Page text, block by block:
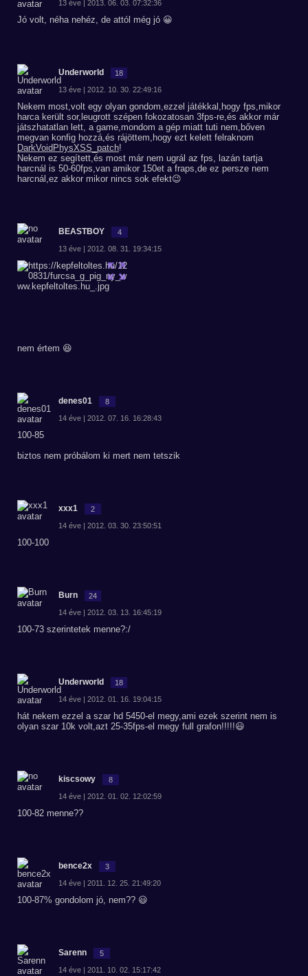
13 éve | 2013. 06. 03. 07:32:36
Jó volt, néha nehéz, de attól még jó 😀
Underworld 18
13 éve | 2012. 10. 30. 22:49:16
Nekem most,volt egy olyan gondom,ezzel játékkal,hogy fps,mikor
harca került sor,leugrott szépen fokozatosan 3fps-re,és akkor már
játszhatatlan lett, a game,mondom a gép miatt tuti nem,bőven
megvan konfig hozzá,és rájöttem,hogy ezt kelett felraknom
DarkVoidPhysXSS_patch!
Nekem ez segített,és most már nem ugrál az fps, lazán tartja
harcnál is 50-60fps,van amikor 150et a fraps,de ez persze nem
harcnál,ez akkor mikor nincs sok efekt😉
BEASTBOY 4
13 éve | 2012. 08. 31. 19:34:15
nem értem 😆
denes01 8
14 éve | 2012. 07. 16. 16:28:43
100-85
biztos nem próbálom ki mert nem tetszik
xxx1 2
14 éve | 2012. 03. 30. 23:50:51
100-100
Burn 24
14 éve | 2012. 03. 13. 16:45:19
100-73 szerintetek menne?:/
Underworld 18
14 éve | 2012. 01. 16. 19:04:15
hát nekem ezzel a szar hd 5450-el megy,ami ezek szerint nem is
olyan szar 10k volt,azt 25-35fps-el megy full grafon!!!!!😃
kiscsowy 8
14 éve | 2012. 01. 02. 12:02:59
100-82 menne??
bence2x 3
14 éve | 2011. 12. 25. 21:49:20
100-87% gondolom jó, nem?? 😃
Sarenn 5
14 éve | 2011. 10. 02. 15:17:42